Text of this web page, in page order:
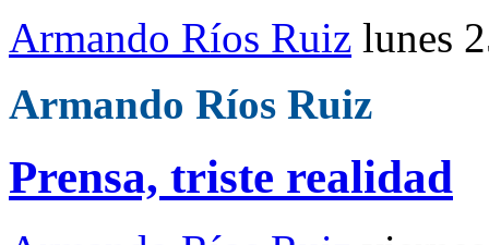
Armando Ríos Ruiz lunes
Armando Ríos Ruiz
Prensa, triste realidad